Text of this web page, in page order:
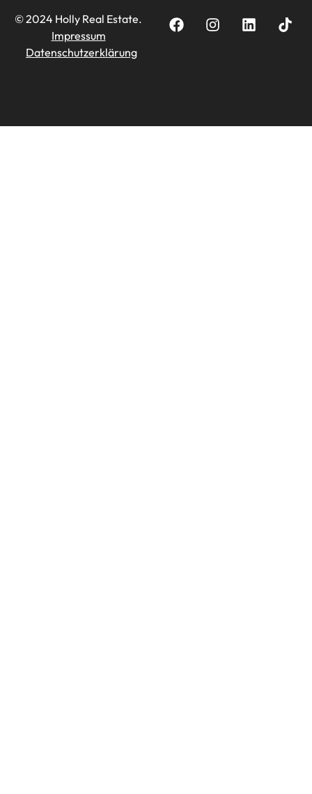
© 2024 Holly Real Estate.
Impressum
Datenschutzerklärung